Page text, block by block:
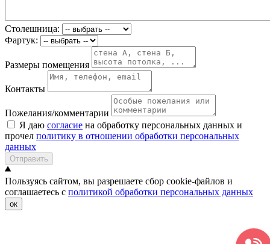
Столешница:
Фартук:
Размеры помещения
Контакты
Пожелания/комментарии
Я даю согласие на обработку персональных данных и
прочел политику в отношении обработки персональных
данных
Отправить
Пользуясь сайтом, вы разрешаете сбор cookie-файлов и
соглашаетесь с политикой обработки персональных данных
ок